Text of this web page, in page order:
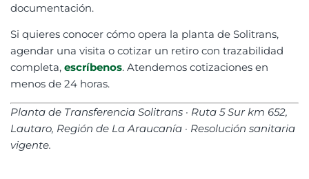
documentación.
Si quieres conocer cómo opera la planta de Solitrans,
agendar una visita o cotizar un retiro con trazabilidad
completa, escríbenos. Atendemos cotizaciones en
menos de 24 horas.
Planta de Transferencia Solitrans · Ruta 5 Sur km 652,
Lautaro, Región de La Araucanía · Resolución sanitaria
vigente.